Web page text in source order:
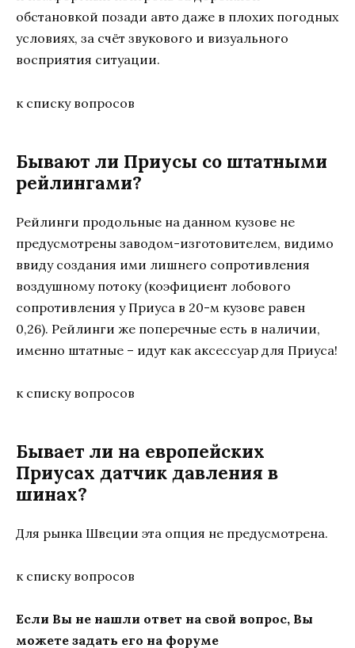
обстановкой позади авто даже в плохих погодных
условиях, за счёт звукового и визуального
восприятия ситуации.
к списку вопросов
Бывают ли Приусы со штатными
рейлингами?
Рейлинги продольные на данном кузове не
предусмотрены заводом-изготовителем, видимо
ввиду создания ими лишнего сопротивления
воздушному потоку (коэфициент лобового
сопротивления у Приуса в 20-м кузове равен
0,26). Рейлинги же поперечные есть в наличии,
именно штатные – идут как аксессуар для Приуса!
к списку вопросов
Бывает ли на европейских
Приусах датчик давления в
шинах?
Для рынка Швеции эта опция не предусмотрена.
к списку вопросов
Если Вы не нашли ответ на свой вопрос, Вы
можете задать его на форуме